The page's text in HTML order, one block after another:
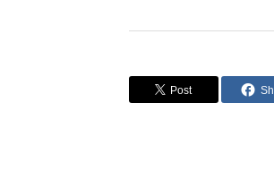
Post